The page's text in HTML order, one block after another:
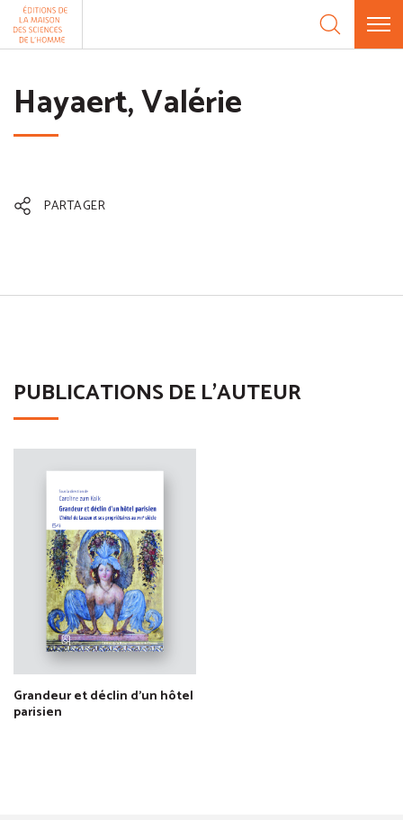
Aller au contenu
Hayaert, Valérie
PARTAGER
PUBLICATIONS DE L'AUTEUR
Grandeur et déclin d'un hôtel
parisien
Panneau de gestion des cookies